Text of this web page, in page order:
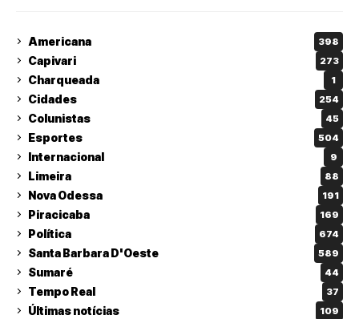
Americana 398
Capivari 273
Charqueada 1
Cidades 254
Colunistas 45
Esportes 504
Internacional 9
Limeira 88
Nova Odessa 191
Piracicaba 169
Política 674
Santa Barbara D'Oeste 589
Sumaré 44
Tempo Real 37
Últimas notícias 109